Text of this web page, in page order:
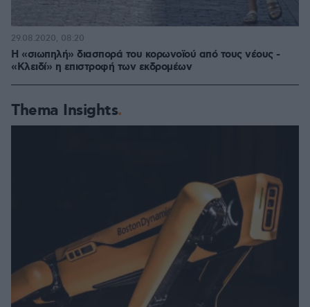
Η «σιωπηλή» διασπορά του κορωνοϊού από τους νέους -
«Κλειδί» η επιστροφή των εκδρομέων
29.08.2020, 08:20
Thema Insights